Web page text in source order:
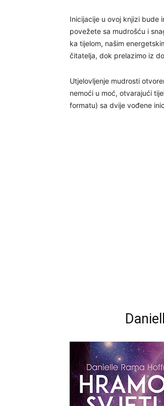
Inicijacije u ovoj knjizi bude
povežete sa mudrošću i
ka tijelom, našim
čitatelja, dok prelazimo iz
Utjelovljenje mudrosti
nemoći u moć, otvarajući
formatu) sa dvije vođene